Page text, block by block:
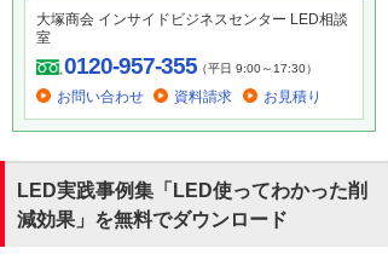
大塚商会 インサイドビジネスセンター LED相談
室
0120-957-355（平日 9:00～17:30）
お問い合わせ 資料請求 お見積り
LED実践事例集「LED使ってわかった削
減効果」を無料でダウンロード